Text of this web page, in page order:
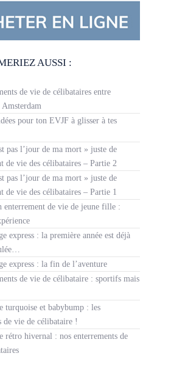
AUSSI :
de vie de célibataires entre
pour ton EVJF à glisser à tes
pas l’jour de ma mort » juste de
de vie des célibataires – Partie 2
pas l’jour de ma mort » juste de
de vie des célibataires – Partie 1
enterrement de vie de jeune fille :
express : la première année est déjà
express : la fin de l’aventure
de vie de célibataire : sportifs mais
turquoise et babybump : les
de vie de célibataire !
rétro hivernal : nos enterrements de